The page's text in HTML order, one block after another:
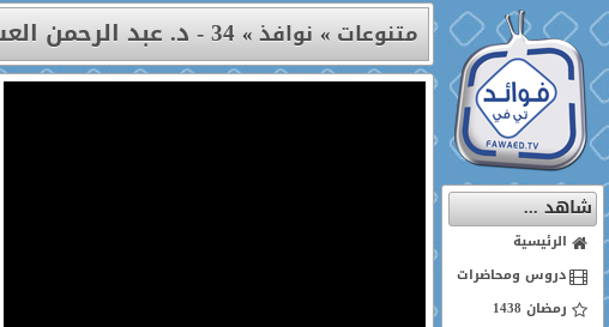
شاهد ...
الرئيسية
دروس ومحاضرات
رمضان 1438
متنوعات » نوافذ»34 - د. عبد الرحمن العشماوي